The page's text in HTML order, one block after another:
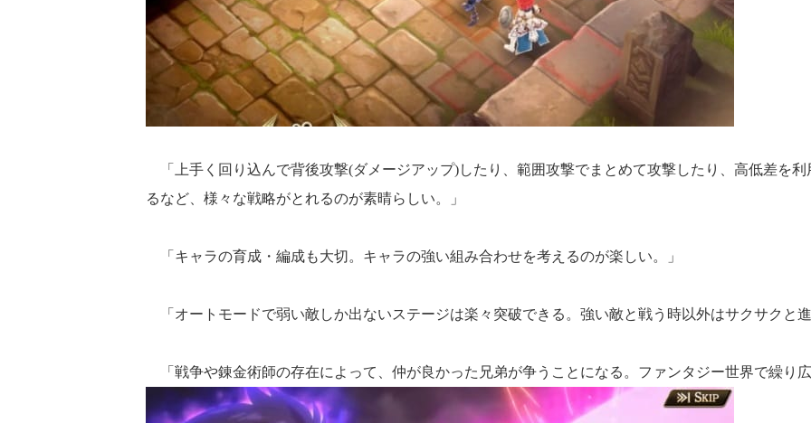
「上手く回り込んで背後攻撃(ダメージアップ)したり、範囲攻撃でまとめて攻撃したり、高低差を
るなど、様々な戦略がとれるのが素晴らしい。」
「キャラの育成・編成も大切。キャラの強い組み合わせを考えるのが楽しい。」
「オートモードで弱い敵しか出ないステージは楽々突破できる。強い敵と戦う時以外はサクサクと
「戦争や錬金術師の存在によって、仲が良かった兄弟が争うことになる。ファンタジー世界で繰り